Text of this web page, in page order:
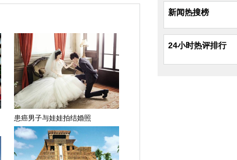
患癌男子与娃娃拍结婚照
新闻热搜榜
24小时热评排行